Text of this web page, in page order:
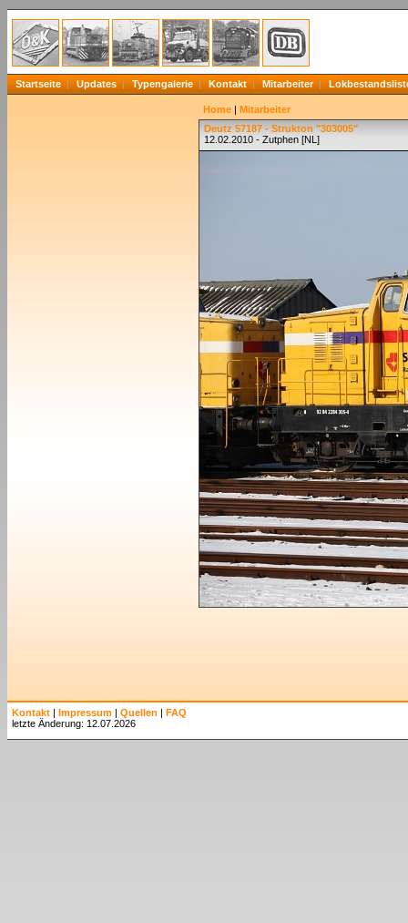
Startseite Updates Typengalerie Kontakt Mitarbeiter
Home | Mitarbeiter
Deutz 57187 - Strukton "303005"
12.02.2010 - Zutphen [NL]
Kontakt | Impressum | Quellen | FAQ
letzte Änderung: 12.07.2026